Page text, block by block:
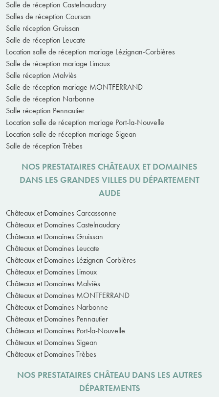
Salle de réception Castelnaudary
Salles de réception Coursan
Salle réception Gruissan
Salle de réception Leucate
Location salle de réception mariage Lézignan-Corbières
Salle de réception mariage Limoux
Salle réception Malviès
Salle de réception mariage MONTFERRAND
Salle de réception Narbonne
Salle réception Pennautier
Location salle de réception mariage Port-la-Nouvelle
Location salle de réception mariage Sigean
Salle de réception Trèbes
NOS PRESTATAIRES CHÂTEAUX ET DOMAINES
DANS LES GRANDES VILLES DU DÉPARTEMENT
AUDE
Châteaux et Domaines Carcassonne
Châteaux et Domaines Castelnaudary
Châteaux et Domaines Gruissan
Châteaux et Domaines Leucate
Châteaux et Domaines Lézignan-Corbières
Châteaux et Domaines Limoux
Châteaux et Domaines Malviès
Châteaux et Domaines MONTFERRAND
Châteaux et Domaines Narbonne
Châteaux et Domaines Pennautier
Châteaux et Domaines Port-la-Nouvelle
Châteaux et Domaines Sigean
Châteaux et Domaines Trèbes
NOS PRESTATAIRES CHÂTEAU DANS LES AUTRES
DÉPARTEMENTS